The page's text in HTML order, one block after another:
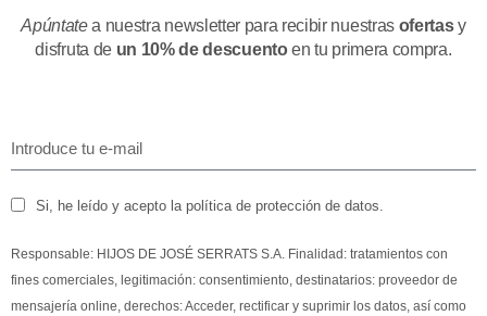
Apúntatea nuestra newsletter para recibir nuestras ofertasy
disfruta de un 10% de descuentoen tu primera compra.
Si, he leído y acepto la política de protección de datos.
Responsable: HIJOS DE JOSÉ SERRATS S.A. Finalidad: tratamientos con
fines comerciales, legitimación: consentimiento, destinatarios: proveedor de
mensajería online, derechos: Acceder, rectificar y suprimir los datos, así como